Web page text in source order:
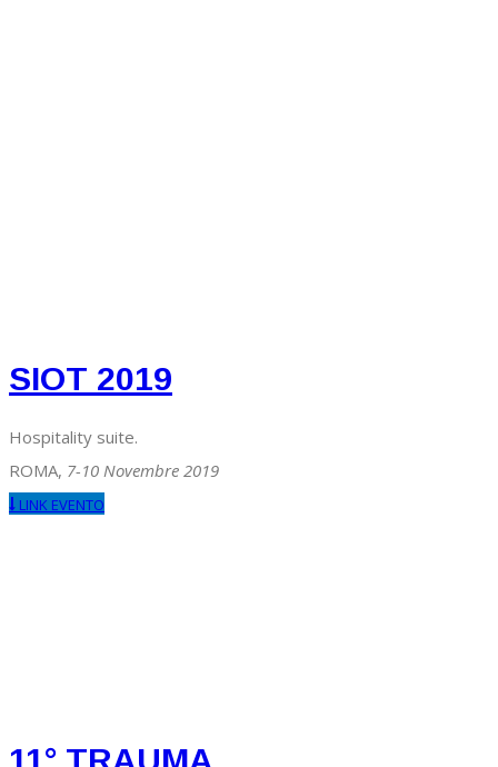
SIOT 2019
Hospitality suite.
ROMA, 7-10 Novembre 2019
LINK EVENTO
11° TRAUMA